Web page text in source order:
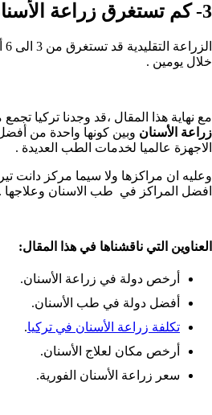
3- كم تستغرق زراعة الأسنان ؟
خلال يومين .
مع نهاية هذا المقال ،قد وجدنا تركيا تجمع
زراعة الأسنان وبين كونها واحدة من
الاجهزة عالميا لخدمات الطب العديدة .
وعليه ان مراكزها ولا سيما مركز دانت
افضل المراكز في طب الاسنان وعلاجها .
العناوين التي ناقشناها في هذا المقال:
أرخص دولة في زراعة الأسنان.
أفضل دولة في طب الأسنان.
تكلفة زراعة الأسنان في تركيا.
أرخص مكان لعلاج الأسنان.
سعر زراعة الأسنان الفورية.